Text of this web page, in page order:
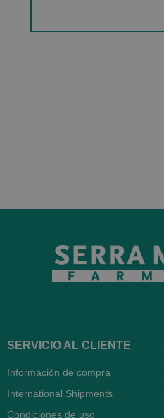
SERVICIO AL CLIENTE
Información de compra
International Shipments
Condiciones de uso